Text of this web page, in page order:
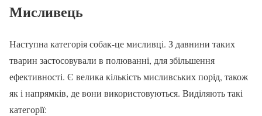
Мисливець
Наступна категорія собак-це мисливці. З давнини таких
тварин застосовували в полюванні, для збільшення
ефективності. Є велика кількість мисливських порід, також
як і напрямків, де вони використовуються. Виділяють такі
категорії: